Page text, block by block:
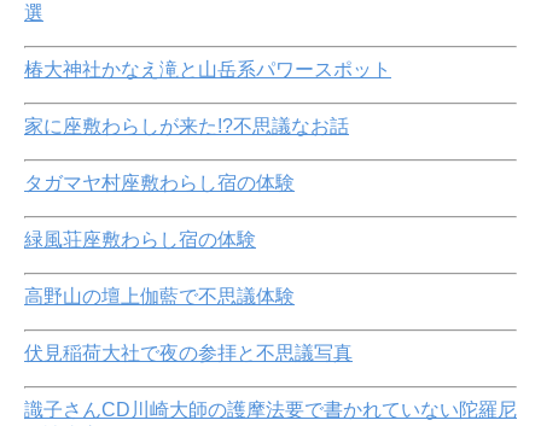
選
椿大神社かなえ滝と山岳系パワースポット
家に座敷わらしが来た!?不思議なお話
タガマヤ村座敷わらし宿の体験
緑風荘座敷わらし宿の体験
高野山の壇上伽藍で不思議体験
伏見稲荷大社で夜の参拝と不思議写真
識子さんCD川崎大師の護摩法要で書かれていない陀羅尼